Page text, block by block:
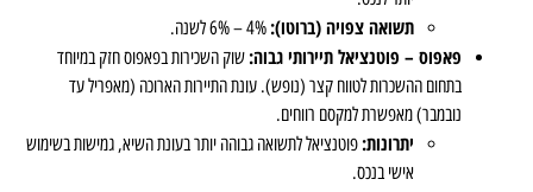
תשואה צפויה (ברוטו):4% – 6% לשנה.
פאפוס – פוטנציאל תיירותי גבוה:שוק השכירות בפאפוס חזק במיוחד
בתחום ההשכרות לטווח קצר (נופש). עונת התיירות הארוכה (מאפריל עד
נובמבר) מאפשרת למקסם רווחים.
יתרונות:פוטנציאל לתשואה גבוהה יותר בעונת השיא, גמישות בשימוש
אישי בנכס.